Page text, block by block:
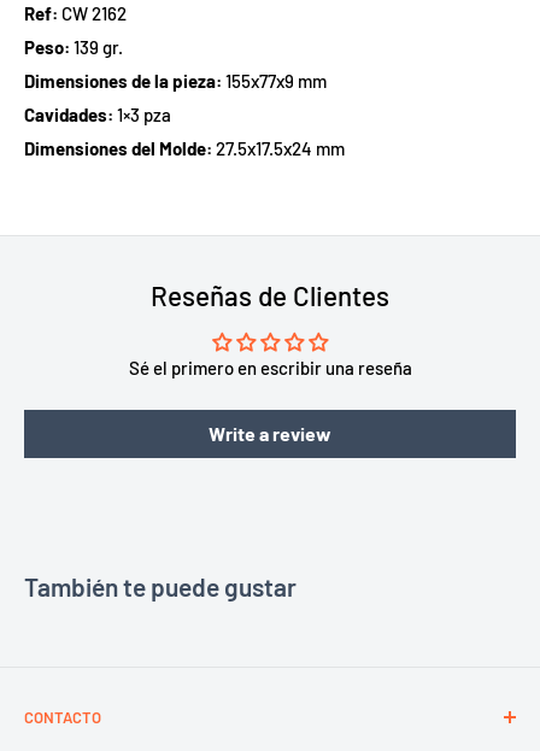
Ref: CW 2162
Peso: 139 gr.
Dimensiones de la pieza: 155x77x9 mm
Cavidades: 1×3 pza
Dimensiones del Molde: 27.5x17.5x24 mm
Reseñas de Clientes
Sé el primero en escribir una reseña
Write a review
También te puede gustar
CONTACTO